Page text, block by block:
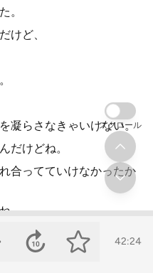
。
けど、
凝らさなきゃいけない。
だけどね。
合ってていけなかったか
。
42:24
スクロール